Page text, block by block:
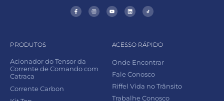
PRODUTOS
Acionador do Tensor da
Corrente de Comando com
Catraca
Corrente Carbon
ACESSO RÁPIDO
Onde Encontrar
Fale Conosco
Riffel Vida no Trânsito
Trabalhe Conosco